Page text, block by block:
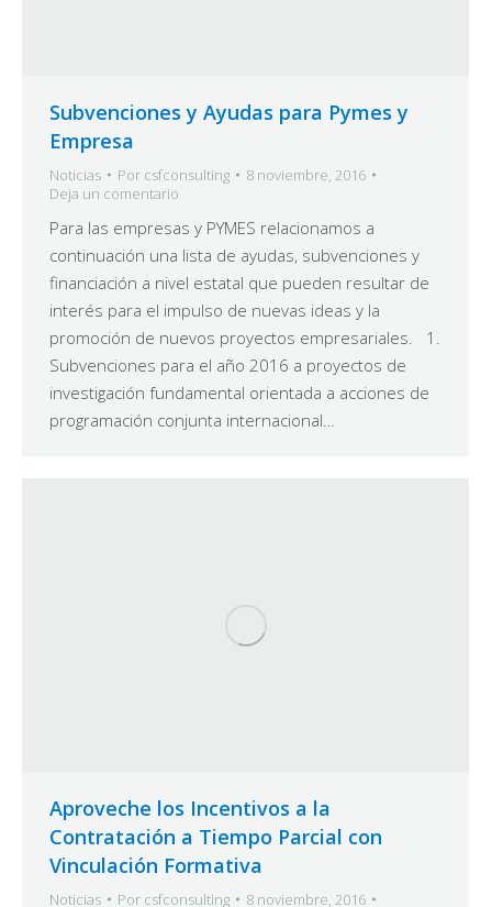
Subvenciones y Ayudas para Pymes y
Empresa
Noticias Por csfconsulting
8 noviembre, 2016
Deja un comentario
Para las empresas y PYMES relacionamos a
continuación una lista de ayudas, subvenciones y
financiación a nivel estatal que pueden resultar de
interés para el impulso de nuevas ideas y la
promoción de nuevos proyectos empresariales. 1.
Subvenciones para el año 2016 a proyectos de
investigación fundamental orientada a acciones de
programación conjunta internacional…
Aproveche los Incentivos a la
Contratación a Tiempo Parcial con
Vinculación Formativa
Noticias Por csfconsulting 8 noviembre, 2016